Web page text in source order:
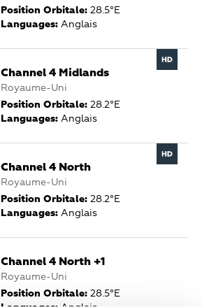
Position Orbitale: 28.5°E
Languages: Anglais
Channel 4 Midlands
Royaume-Uni
Position Orbitale: 28.2°E
Languages: Anglais
Channel 4 North
Royaume-Uni
Position Orbitale: 28.2°E
Languages: Anglais
Channel 4 North +1
Royaume-Uni
Position Orbitale: 28.5°E